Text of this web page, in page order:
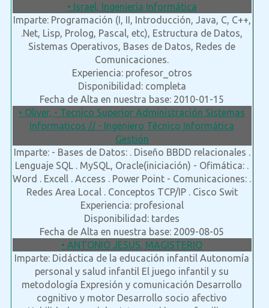
• Israel, Ingeniería Informática
Imparte: Programación (I, II, Introducción, Java, C, C++,
.Net, Lisp, Prolog, Pascal, etc), Estructura de Datos,
Sistemas Operativos, Bases de Datos, Redes de
Comunicaciones.
Experiencia: profesor_otros
Disponibilidad: completa
Fecha de Alta en nuestra base: 2010-01-15
• Oliver, - Tecnico Superior Administración Sistemas
Informaticos // - Ingeniero Técnico Informática
Gestión
Imparte: - Bases de Datos: . Diseño BBDD relacionales .
Lenguaje SQL . MySQL, Oracle(iniciación) - Ofimática: .
Word . Excell . Access . Power Point - Comunicaciones: .
Redes Area Local . Conceptos TCP/IP . Cisco Swit
Experiencia: profesional
Disponibilidad: tardes
Fecha de Alta en nuestra base: 2009-08-05
• ANTONIO JESUS, MAGISTERIO
Imparte: Didáctica de la educación infantil Autonomía
personal y salud infantil El juego infantil y su
metodología Expresión y comunicación Desarrollo
cognitivo y motor Desarrollo socio afectivo